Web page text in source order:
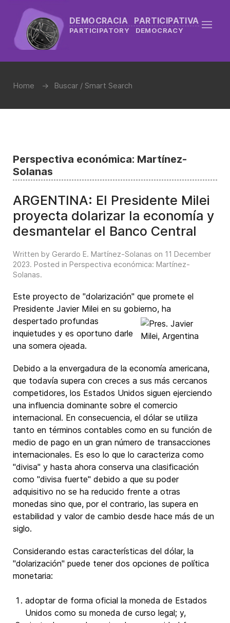
DEMOCRACIA PARTICIPATIVA
PARTICIPATORY DEMOCRACY
Home Buscar / Smart Search
Perspectiva económica: Martínez-
Solanas
ARGENTINA: El Presidente Milei
proyecta dolarizar la economía y
desmantelar el Banco Central
Written by Gerardo E. Martínez-Solanas on 11 December
2023. Posted in Perspectiva económica: Martínez-
Solanas.
Este proyecto de "dolarización" que promete el
Presidente Javier Milei en su gobierno, ha
despertado profundas
inquietudes y es oportuno darle
una somera ojeada.
Debido a la envergadura de la economía americana,
que todavía supera con creces a sus más cercanos
competidores, los Estados Unidos siguen ejerciendo
una influencia dominante sobre el comercio
internacional. En consecuencia, el dólar se utiliza
tanto en términos contables como en su función de
medio de pago en un gran número de transacciones
internacionales. Es eso lo que lo caracteriza como
"divisa" y hasta ahora conserva una clasificación
como "divisa fuerte" debido a que su poder
adquisitivo no se ha reducido frente a otras
monedas sino que, por el contrario, las supera en
estabilidad y valor de cambio desde hace más de un
siglo.
Considerando estas características del dólar, la
"dolarización" puede tener dos opciones de política
monetaria:
adoptar de forma oficial la moneda de Estados
Unidos como su moneda de curso legal; y,